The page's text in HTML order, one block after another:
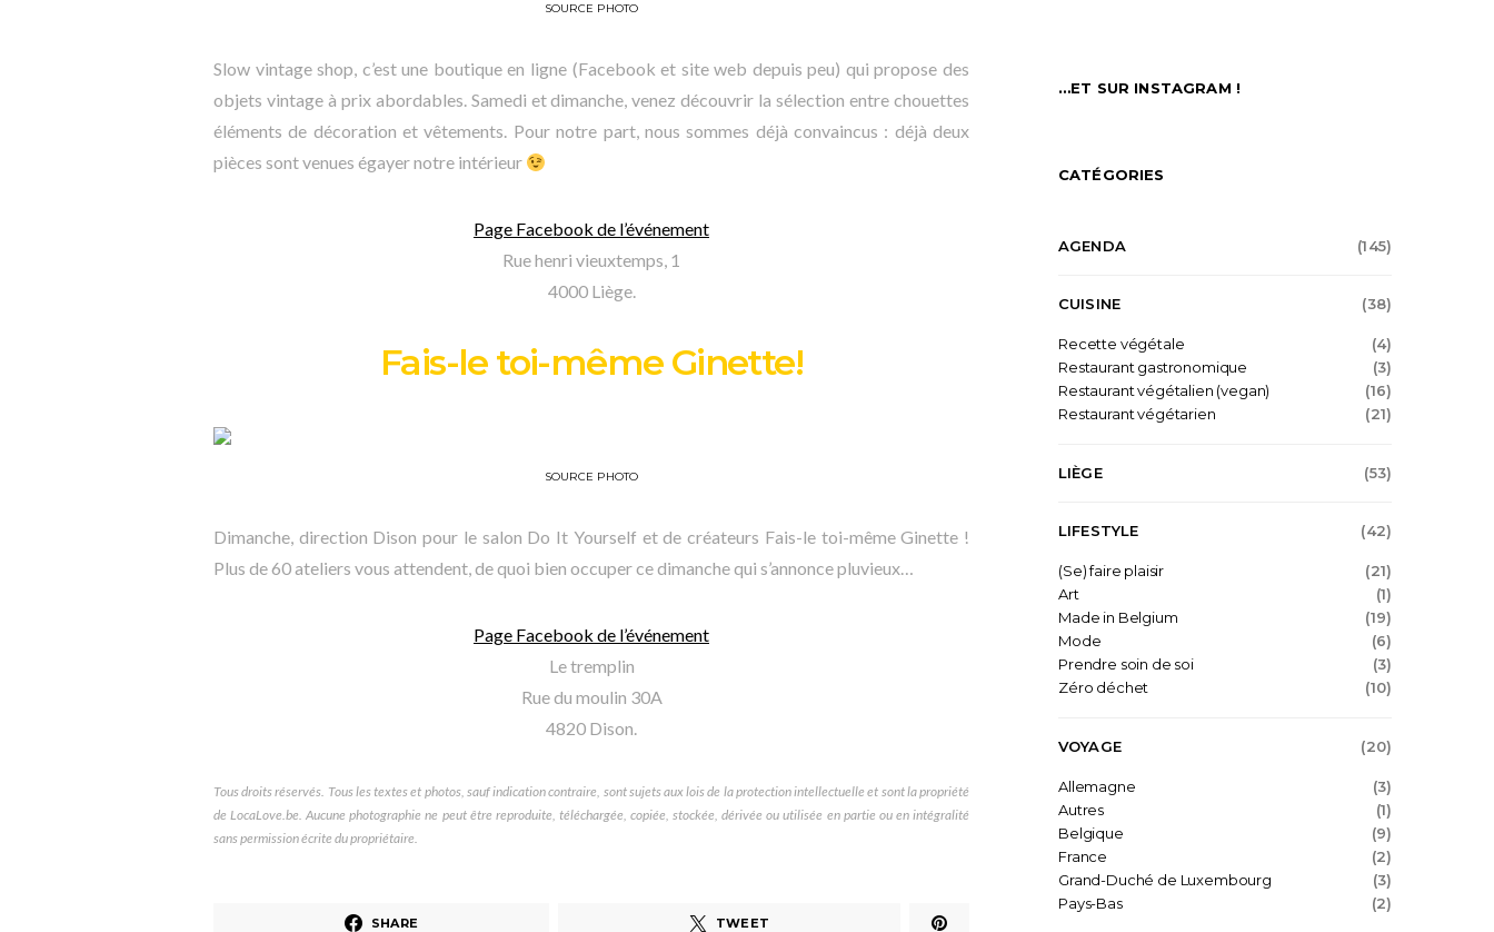
SOURCE PHOTO
Slow vintage shop, c’est une boutique en ligne (Facebook et site web depuis peu) qui propose des
objets vintage à prix abordables. Samedi et dimanche, venez découvrir la sélection entre chouettes
éléments de décoration et vêtements. Pour notre part, nous sommes déjà convaincus : déjà deux
pièces sont venues égayer notre intérieur
Page Facebook de l’événement
Rue henri vieuxtemps, 1
4000 Liège.
Fais-le toi-même Ginette!
SOURCE PHOTO
Dimanche, direction Dison pour le salon Do It Yourself et de créateurs Fais-le toi-même Ginette !
Plus de 60 ateliers vous attendent, de quoi bien occuper ce dimanche qui s’annonce pluvieux…
Page Facebook de l’événement
Le tremplin
Rue du moulin 30A
4820 Dison.
Tous droits réservés. Tous les textes et photos, sauf indication contraire, sont sujets aux lois de la protection intellectuelle et sont la propriété
de LocaLove.be. Aucune photographie ne peut être reproduite, téléchargée, copiée, stockée, dérivée ou utilisée en partie ou en intégralité
sans permission écrite du propriétaire.
SHARE TWEET
…ET SUR INSTAGRAM !
CATÉGORIES
AGENDA (145)
CUISINE (38)
Recette végétale
(4)
Restaurant gastronomique
(3)
Restaurant végétalien (vegan)
(16)
Restaurant végétarien
(21)
LIÈGE (53)
LIFESTYLE (42)
(Se) faire plaisir
(21)
Art
(1)
Made in Belgium
(19)
Mode
(6)
Prendre soin de soi
(3)
Zéro déchet
(10)
VOYAGE (20)
Allemagne
(3)
Autres
(1)
Belgique
(9)
France
(2)
Grand-Duché de Luxembourg
(3)
Pays-Bas
(2)